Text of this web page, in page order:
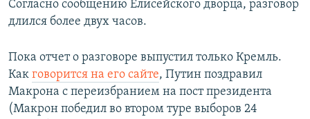
Согласно сообщению Елисейского дворца, разговор
длился более двух часов.
Пока отчет о разговоре выпустил только Кремль.
Как говорится на его сайте, Путин поздравил
Макрона с переизбранием на пост президента
(Макрон победил во втором туре выборов 24